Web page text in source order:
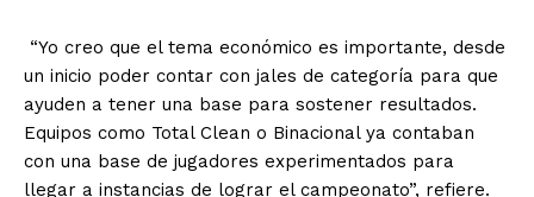
“Yo creo que el tema económico es importante, desde
un inicio poder contar con jales de categoría para que
ayuden a tener una base para sostener resultados.
Equipos como Total Clean o Binacional ya contaban
con una base de jugadores experimentados para
llegar a instancias de lograr el campeonato”, refiere.